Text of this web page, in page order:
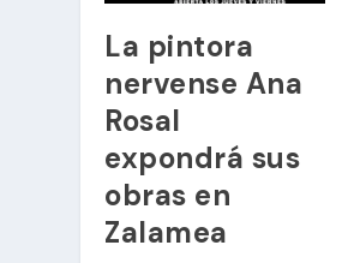
La pintora
nervense Ana
Rosal
expondrá sus
obras en
Zalamea